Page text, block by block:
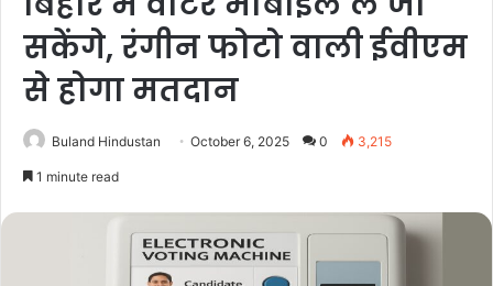
सकेंगे, रंगीन फोटो वाली ईवीएम
से होगा मतदान
Buland Hindustan October 6, 2025 0 3,215
1 minute read